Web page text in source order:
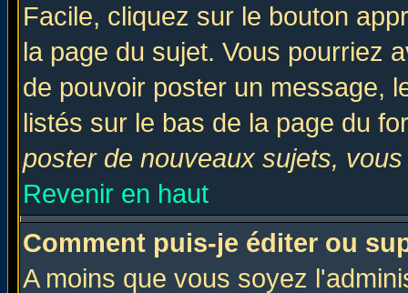
Facile, cliquez sur le bouton
la page du sujet. Vous pourriez
de pouvoir poster un message,
listés sur le bas de la page du
poster de nouveaux sujets,
Revenir en haut
Comment puis-je éditer ou
A moins que vous soyez